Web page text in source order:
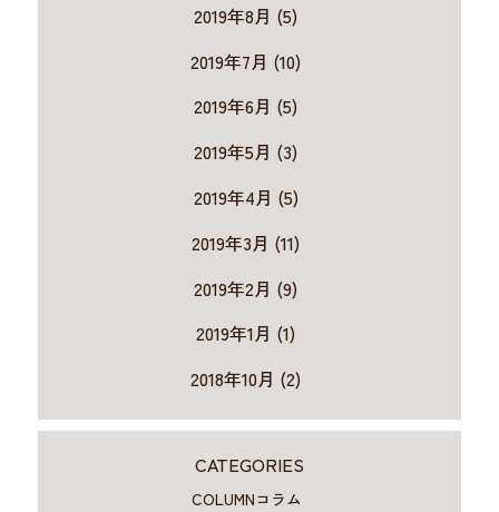
2019年8月 (5)
2019年7月 (10)
2019年6月 (5)
2019年5月 (3)
2019年4月 (5)
2019年3月 (11)
2019年2月 (9)
2019年1月 (1)
2018年10月 (2)
CATEGORIES
COLUMNコラム